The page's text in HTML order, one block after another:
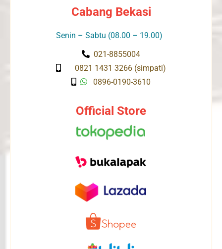
Cabang Bekasi
Senin – Sabtu (08.00 – 19.00)
021-8855004
0821 1431 3266 (simpati)
0896-0190-3610
Official Store